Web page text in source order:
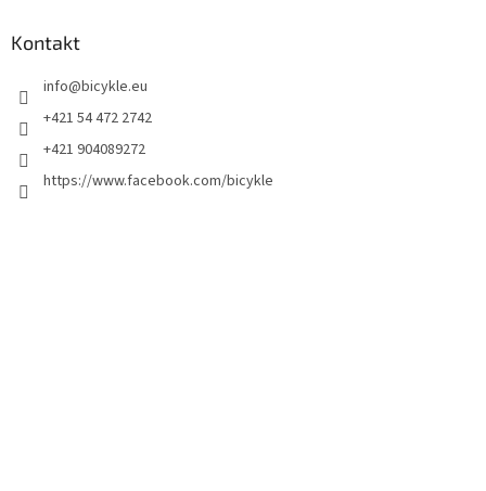
Kontakt
info@bicykle.eu
+421 54 472 2742
+421 904089272
https://www.facebook.com/bicykle